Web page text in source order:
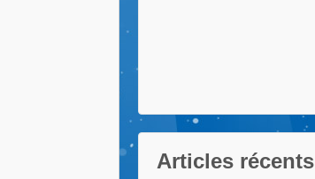
Articles récents